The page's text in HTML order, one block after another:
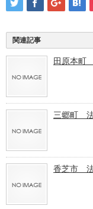
関連記事
田原本町
三郷町
香芝市